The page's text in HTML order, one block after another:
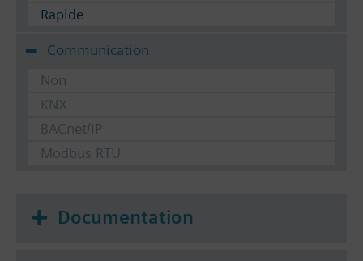
Rapide
Communication
Non
KNX
BACnet/IP
Modbus RTU
Documentation